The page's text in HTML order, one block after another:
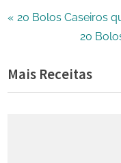
Navegação
Post
P
v
i
20 Bolos Caseiros
N
x
t
20
Mais Receitas